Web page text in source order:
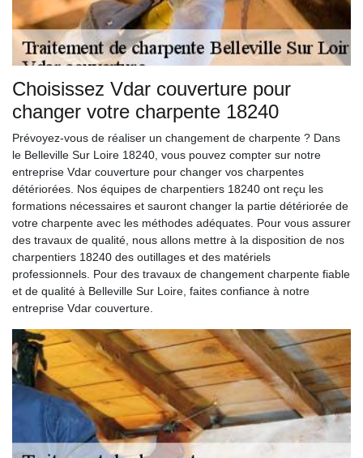
Choisissez Vdar couverture pour
changer votre charpente 18240
Prévoyez-vous de réaliser un changement de charpente ? Dans
le Belleville Sur Loire 18240, vous pouvez compter sur notre
entreprise Vdar couverture pour changer vos charpentes
détériorées. Nos équipes de charpentiers 18240 ont reçu les
formations nécessaires et sauront changer la partie détériorée de
votre charpente avec les méthodes adéquates. Pour vous assurer
des travaux de qualité, nous allons mettre à la disposition de nos
charpentiers 18240 des outillages et des matériels
professionnels. Pour des travaux de changement charpente fiable
et de qualité à Belleville Sur Loire, faites confiance à notre
entreprise Vdar couverture.